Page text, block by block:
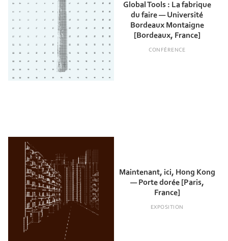
Global Tools : La fabrique
du faire — Université
Bordeaux Montaigne
[Bordeaux, France]
CONFÉRENCE
Maintenant, ici, Hong Kong
— Porte dorée [Paris,
France]
EXPOSITION